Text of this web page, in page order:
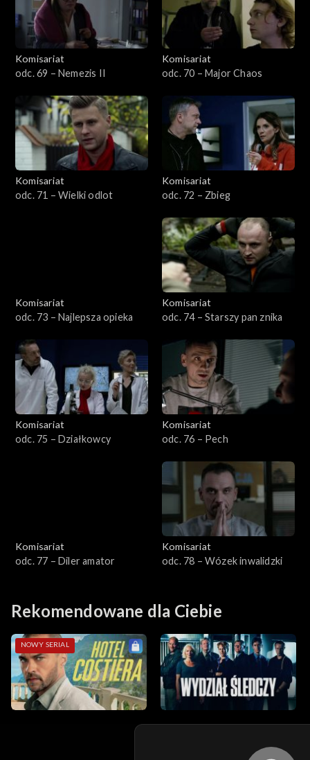
Komisariat
odc. 69 – Nemezis II
Komisariat
odc. 70 – Major Chaos
Komisariat
odc. 71 – Wielki odlot
Komisariat
odc. 72 – Zbieg
Komisariat
odc. 73 – Najlepsza opieka
Komisariat
odc. 74 – Starszy pan znika
Komisariat
odc. 75 – Działkowcy
Komisariat
odc. 76 – Pech
Komisariat
odc. 77 – Diler amator
Komisariat
odc. 78 – Wózek inwalidzki
Rekomendowane dla Ciebie
NOWY SERIAL